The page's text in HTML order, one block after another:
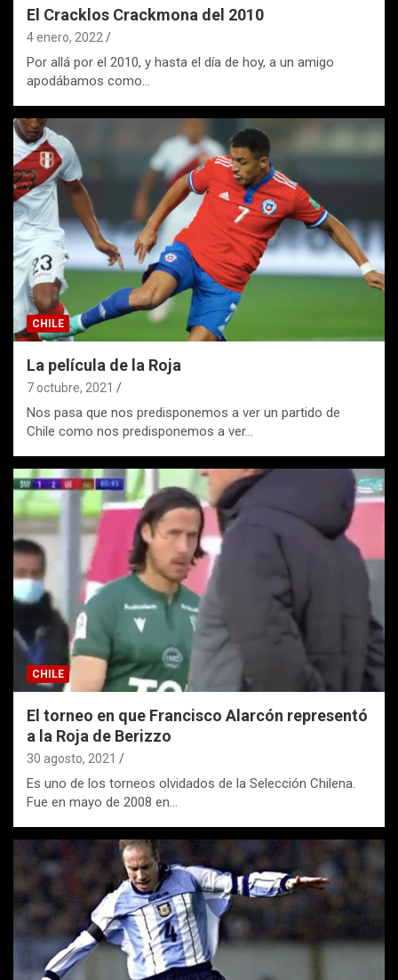
El Cracklos Crackmona del 2010
4 enero, 2022
Por allá por el 2010, y hasta el día de hoy, a un amigo
apodábamos como…
CHILE
La película de la Roja
7 octubre, 2021
Nos pasa que nos predisponemos a ver un partido de
Chile como nos predisponemos a ver…
CHILE
El torneo en que Francisco Alarcón representó
a la Roja de Berizzo
30 agosto, 2021
Es uno de los torneos olvidados de la Selección Chilena.
Fue en mayo de 2008 en…